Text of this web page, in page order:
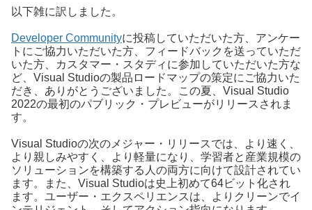
以下雑に訳しました。
Developer Communityに投稿していただいた方、アンケー
トにご協力いただいた方、フィードバックを送っていただ
いた方、カスタマー・スタディに参加していただいた方な
ど、Visual Studioの製品ロードマップの策定にご協力いた
だき、ありがとうございました。この夏、Visual Studio
2022の最初のパブリック・プレビューがリリースされま
す。
Visual Studioの次のメジャー・リリースでは、より速く、
より親しみやすく、より軽量になり、学習者と産業規模の
ソリューションを構築する人の両方に向けて設計されてい
ます。また、Visual Studioは史上初めて64ビット化され
ます。ユーザー・エクスペリエンスは、よりクリーンでイ